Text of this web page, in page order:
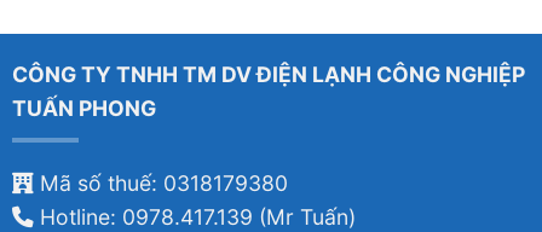
CÔNG TY TNHH TM DV ĐIỆN LẠNH CÔNG NGHIỆP
TUẤN PHONG
Mã số thuế: 0318179380
Hotline: 0978.417.139 (Mr Tuấn)